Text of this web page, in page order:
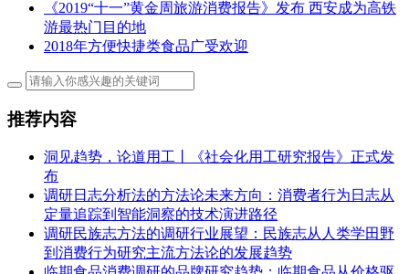
《2019“十一”黄金周旅游消费报告》发布 西安成为高铁
游最热门目的地
2018年方便快捷类食品广受欢迎
推荐内容
洞见趋势，论道用工丨《社会化用工研究报告》正式发
布
调研日志分析法的方法论未来方向：消费者行为日志从
定量追踪到智能洞察的技术演进路径
调研民族志方法的调研行业展望：民族志从人类学田野
到消费行为研究主流方法论的发展趋势